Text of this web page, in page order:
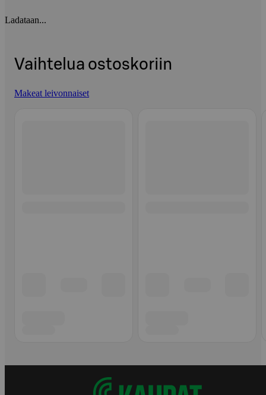
Ladataan...
Vaihtelua ostoskoriin
Makeat leivonnaiset